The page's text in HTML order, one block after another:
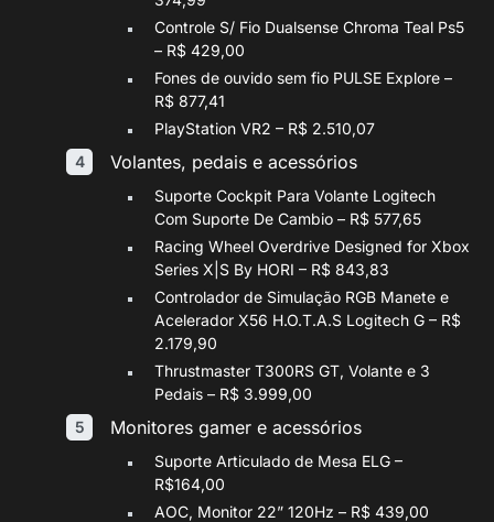
Controle S/ Fio Dualsense Chroma Teal Ps5
– R$ 429,00
Fones de ouvido sem fio PULSE Explore –
R$ 877,41
PlayStation VR2 – R$ 2.510,07
Volantes, pedais e acessórios
Suporte Cockpit Para Volante Logitech
Com Suporte De Cambio – R$ 577,65
Racing Wheel Overdrive Designed for Xbox
Series X|S By HORI – R$ 843,83
Controlador de Simulação RGB Manete e
Acelerador X56 H.O.T.A.S Logitech G – R$
2.179,90
Thrustmaster T300RS GT, Volante e 3
Pedais – R$ 3.999,00
Monitores gamer e acessórios
Suporte Articulado de Mesa ELG –
R$164,00
AOC, Monitor 22” 120Hz – R$ 439,00